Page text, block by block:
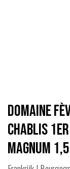
Domaine
Chablis
Magnum